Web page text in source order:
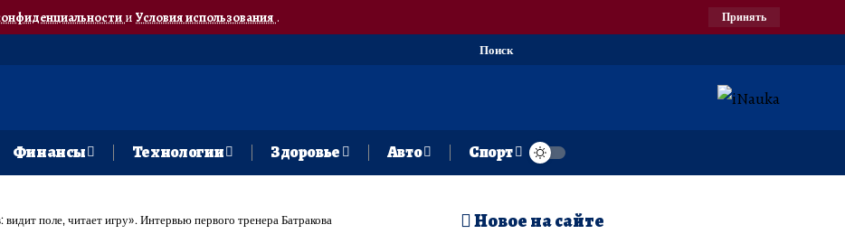
и Условия использования. Принять
Поиск
Финансы Технологии Здоровье Авто Спорт
поле, читает игру». Интервью первого тренера Батракова Новое на сайте